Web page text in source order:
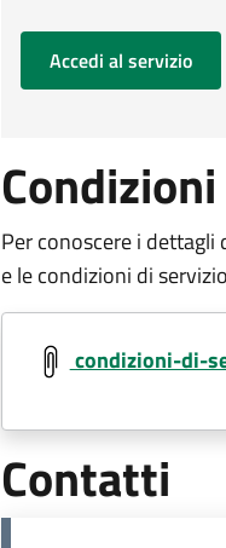
Accedi al servizio
Per conoscere i
e le condizioni di
Document
condizioni-di-
Contatti